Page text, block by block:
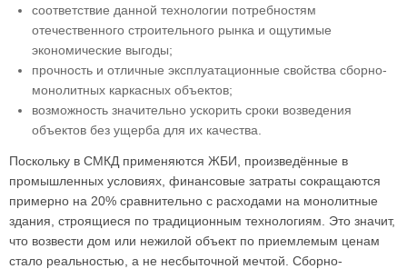
соответствие данной технологии потребностям
отечественного строительного рынка и ощутимые
экономические выгоды;
прочность и отличные эксплуатационные свойства сборно-
монолитных каркасных объектов;
возможность значительно ускорить сроки возведения
объектов без ущерба для их качества.
Поскольку в СМКД применяются ЖБИ, произведённые в
промышленных условиях, финансовые затраты сокращаются
примерно на 20% сравнительно с расходами на монолитные
здания, строящиеся по традиционным технологиям. Это значит,
что возвести дом или нежилой объект по приемлемым ценам
стало реальностью, а не несбыточной мечтой. Сборно-